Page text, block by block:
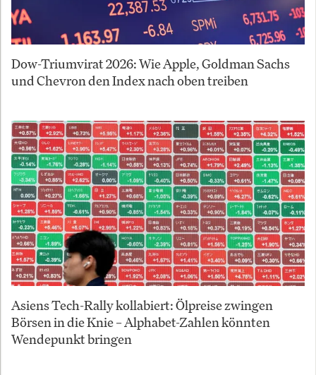
Dow-Triumvirat 2026: Wie Apple, Goldman Sachs
und Chevron den Index nach oben treiben
Asiens Tech-Rally kollabiert: Ölpreise zwingen
Börsen in die Knie – Alphabet-Zahlen könnten
Wendepunkt bringen